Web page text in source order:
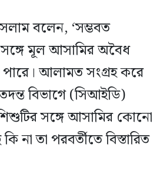
বলেন, ‘সম্ভবত
মূল আসামির অবৈধ
আলামত সংগ্রহ করে
বিভাগে (সিআইডি)
সঙ্গে আসামির কোনো
না তা পরবর্তীতে বিস্তারিত